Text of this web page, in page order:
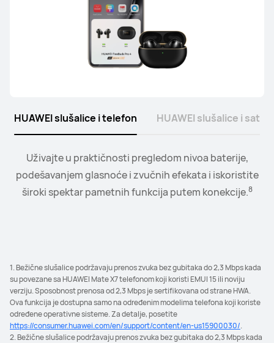
Uživajte u praktičnosti pregledom nivoa baterije,
podešavanjem glasnoće i zvučnih efekata i iskoristite
široki spektar pametnih funkcija putem konekcije.8
Povežite sat sa slušalicama ili zvučnicima i upravljajte
reprodukcijom i nivoom glasnoće praktično sa zgloba.9
HUAWEI slušalice i telefon HUAWEI slušalice i sat
1. Bežične slušalice podržavaju prenos zvuka bez gubitaka do 2,3 Mbps kada
su povezane sa HUAWEI Mate X7 telefonom koji koristi EMUI 15 ili noviju
verziju. Sposobnost prenosa od 2,3 Mbps je sertifikovana od strane HWA.
Ova funkcija je dostupna samo na određenim modelima telefona koji koriste
određene operativne sisteme. Za detalje, posetite
https://consumer.huawei.com/en/support/content/en-us15900030/.
2. Bežične slušalice podržavaju prenos zvuka bez gubitaka do 2,3 Mbps kada